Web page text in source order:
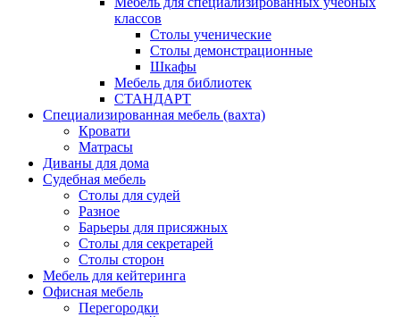
классов
Столы ученические
Столы демонстрационные
Шкафы
Мебель для библиотек
СТАНДАРТ
Специализированная мебель (вахта)
Кровати
Матрасы
Диваны для дома
Судебная мебель
Столы для судей
Разное
Барьеры для присяжных
Столы для секретарей
Столы сторон
Мебель для кейтеринга
Офисная мебель
Перегородки